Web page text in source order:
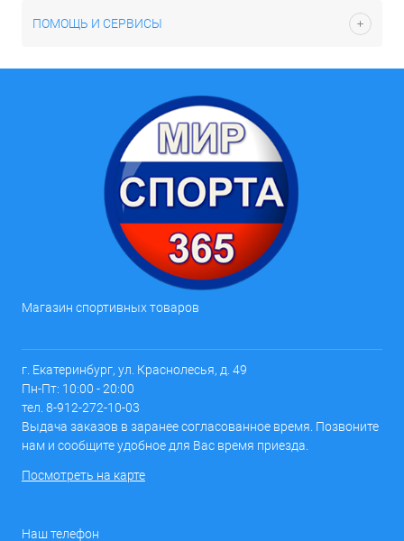
ПОМОЩЬ И СЕРВИСЫ
Магазин спортивных товаров
г. Екатеринбург, ул. Краснолесья, д. 49
Пн-Пт: 10:00 - 20:00
тел. 8-912-272-10-03
Выдача заказов в заранее согласованное время. Позвоните
нам и сообщите удобное для Вас время приезда.
Посмотреть на карте
Наш телефон